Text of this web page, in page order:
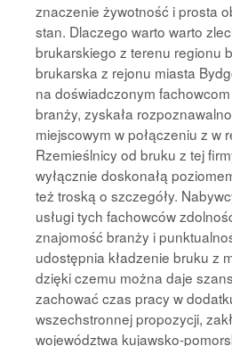
znaczenie żywotność i prosta
stan. Dlaczego warto warto
brukarskiego z terenu regionu
brukarska z rejonu miasta
na doświadczonym
branży, zyskała
miejscowym w połączeniu z w
Rzemieślnicy od bruku z tej
wyłącznie doskonałą
też troską o szczegóły.
usługi tych fachowców
znajomość branży i
udostępnia kładzenie bruku z
dzięki czemu można daje
zachować czas pracy w
wszechstronnej propozycji,
województwa kujawsko-